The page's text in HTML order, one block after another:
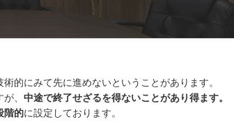
的にみて先に進めないということがあります。
、 中途で終了せざるを得ないことがあり得ます。
階的 に設定しております。